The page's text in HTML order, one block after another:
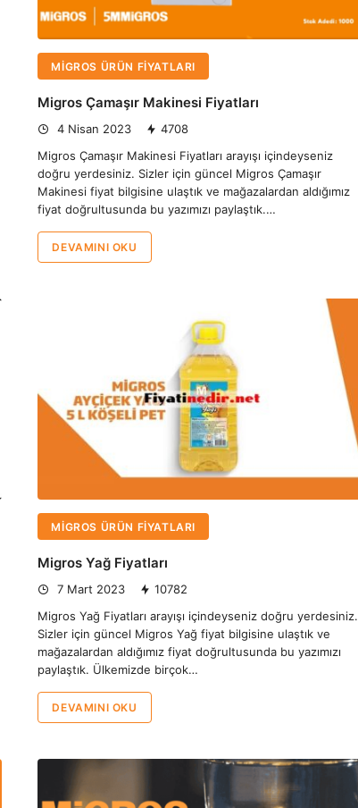
MIGROS ÜRÜN FIYATLARI
Migros Çamaşır Makinesi Fiyatları
4 Nisan 2023
4708
Migros Çamaşır Makinesi Fiyatları arayışı içindeyseniz
doğru yerdesiniz. Sizler için güncel Migros Çamaşır
Makinesi fiyat bilgisine ulaştık ve mağazalardan aldığımız
fiyat doğrultusunda bu yazımızı paylaştık.…
DEVAMINI OKU
MIGROS ÜRÜN FIYATLARI
Migros Yağ Fiyatları
7 Mart 2023
10782
Migros Yağ Fiyatları arayışı içindeyseniz doğru yerdesiniz.
Sizler için güncel Migros Yağ fiyat bilgisine ulaştık ve
mağazalardan aldığımız fiyat doğrultusunda bu yazımızı
paylaştık. Ülkemizde birçok…
DEVAMINI OKU